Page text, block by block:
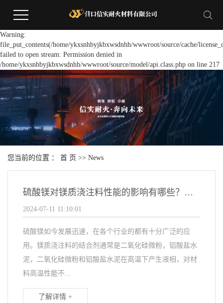
Warning:
file_put_contents(/home/ykxsnhbyjkbxwsdnhh/wwwroot/source/cache/
failed to open stream: Permission denied in
/home/ykxsnhbyjkbxwsdnhh/wwwroot/source/model/api.class.php on line 217
您当前的位置 ： 首 页 >> News
硫酸镁对镁质浇注料性能的影响有哪些？使用要注意哪些？
2024-07-11 11:10:01
硫酸镁如今发展迅速，在各个行业的都有十分广泛的应
用。镁质浇注料的结合剂通常是二氧化硅微粉，铝酸盐水
泥，二氧化硅微粉和铝酸盐水泥在高温下产生液相，对材
料高温性能不...
了解详情 +